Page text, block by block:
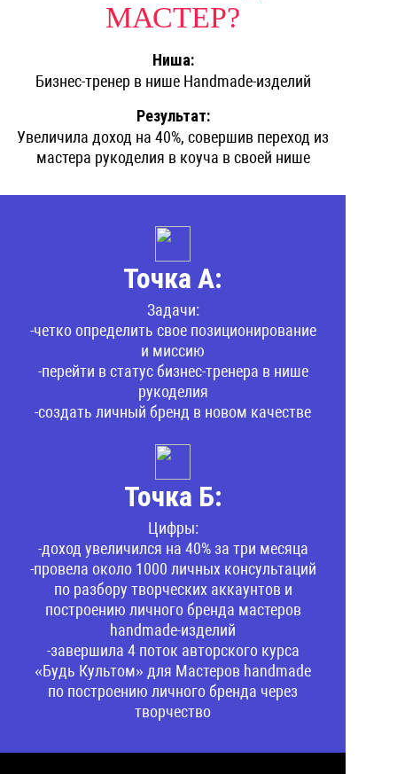
МАСТЕР?
Ниша:
Бизнес-тренер в нише Handmade-изделий
Результат:
Увеличила доход на 40%, совершив переход из
мастера рукоделия в коуча в своей нише
Точка А:
Задачи:
-четко определить свое позиционирование
и миссию
-перейти в статус бизнес-тренера в нише
рукоделия
-создать личный бренд в новом качестве
Точка Б:
Цифры:
-доход увеличился на 40% за три месяца
-провела около 1000 личных консультаций
по разбору творческих аккаунтов и
построению личного бренда мастеров
handmade-изделий
-завершила 4 поток авторского курса
«Будь Культом» для Мастеров handmade
по построению личного бренда через
творчество